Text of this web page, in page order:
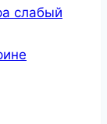
слабый